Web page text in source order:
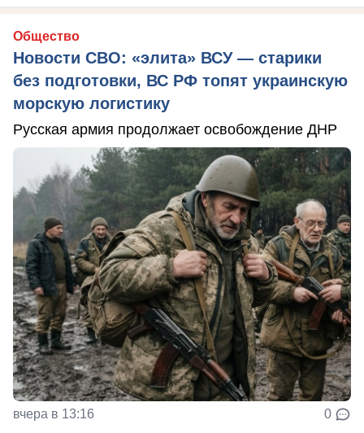
Общество
Новости СВО: «элита» ВСУ — старики
без подготовки, ВС РФ топят украинскую
морскую логистику
Русская армия продолжает освобождение ДНР
вчера в 13:16 0